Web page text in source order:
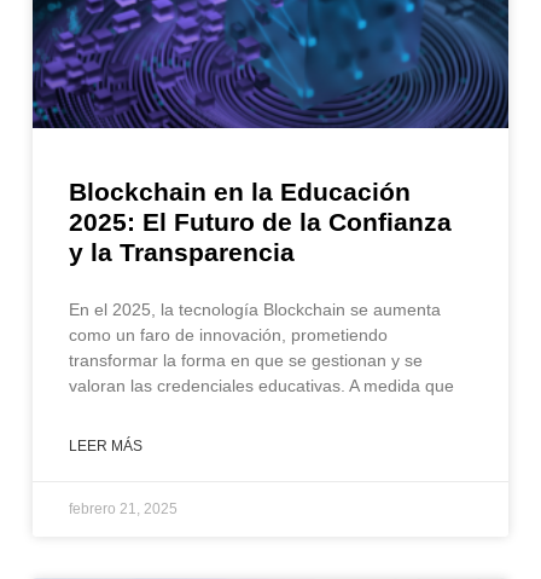
Blockchain en la Educación
2025: El Futuro de la Confianza
y la Transparencia
En el 2025, la tecnología Blockchain se aumenta
como un faro de innovación, prometiendo
transformar la forma en que se gestionan y se
valoran las credenciales educativas. A medida que
LEER MÁS
febrero 21, 2025